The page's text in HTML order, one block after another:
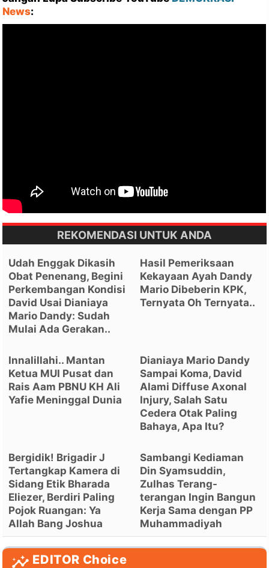
News:
REKOMENDASI UNTUK ANDA
Udah Enggak Dikasih
Obat Penenang, Begini
Perkembangan Kondisi
David Usai Dianiaya
Mario Dandy: Sudah
Mulai Ada Gerakan..
Hasil Pemeriksaan
Kekayaan Ayah Dandy
Mario Dibeberin KPK,
Ternyata Oh Ternyata..
Innalillahi.. Mantan
Ketua MUI Pusat dan
Rais Aam PBNU KH Ali
Yafie Meninggal Dunia
Dianiaya Mario Dandy
Sampai Koma, David
Alami Diffuse Axonal
Injury, Salah Satu
Cedera Otak Paling
Bahaya, Apa Itu?
Bergidik! Brigadir J
Tertangkap Kamera di
Sidang Etik Bharada
Eliezer, Berdiri Paling
Pojok Ruangan: Ya
Allah Bang Joshua
Sambangi Kediaman
Din Syamsuddin,
Zulhas Terang-
terangan Ingin Bangun
Kerja Sama dengan PP
Muhammadiyah
EDITOR Choice